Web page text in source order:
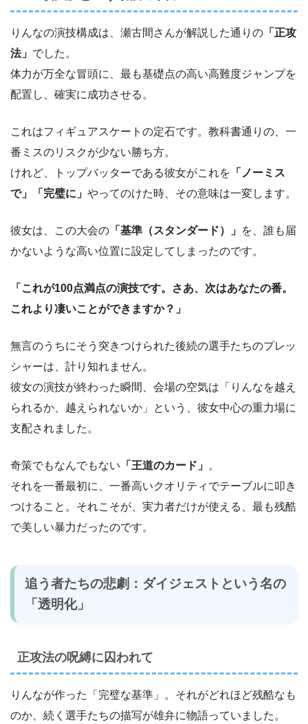
りんなの演技構成は、瀬古間さんが解説した通りの 「正攻
法」 でした。
体力が万全な冒頭に、最も基礎点の高い高難度ジャンプを
配置し、確実に成功させる。
これはフィギュアスケートの定石です。教科書通りの、一
番ミスのリスクが少ない勝ち方。
けれど、トップバッターである彼女がこれを 「ノーミス
で」「完璧に」 やってのけた時、その意味は一変します。
彼女は、この大会の 「基準（スタンダード）」 を、誰も届
かないような高い位置に設定してしまったのです。
「これが100点満点の演技です。さあ、次はあなたの番。
これより凄いことができますか？」
無言のうちにそう突きつけられた後続の選手たちのプレッ
シャーは、計り知れません。
彼女の演技が終わった瞬間、会場の空気は「りんなを越え
られるか、越えられないか」という、彼女中心の重力場に
支配されました。
奇策でもなんでもない 「王道のカード」 。
それを一番最初に、一番高いクオリティでテーブルに叩き
つけること。それこそが、実力者だけが使える、最も残酷
で美しい暴力だったのです。
追う者たちの悲劇：ダイジェストという名の
「透明化」
正攻法の呪縛に囚われて
りんなが作った「完璧な基準」。それがどれほど残酷なも
のか、続く選手たちの描写が雄弁に物語っていました。